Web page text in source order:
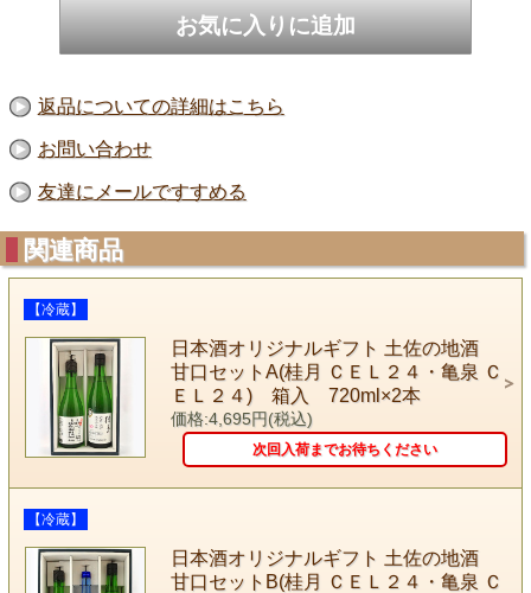
返品についての詳細はこちら
お問い合わせ
友達にメールですすめる
関連商品
【冷蔵】
日本酒オリジナルギフト 土佐の地酒
甘口セットA(桂月 ＣＥＬ２４・亀泉 Ｃ
ＥＬ２４) 箱入 720ml×2本
価格:4,695円(税込)
次回入荷までお待ちください
【冷蔵】
日本酒オリジナルギフト 土佐の地酒
甘口セットB(桂月 ＣＥＬ２４・亀泉 Ｃ